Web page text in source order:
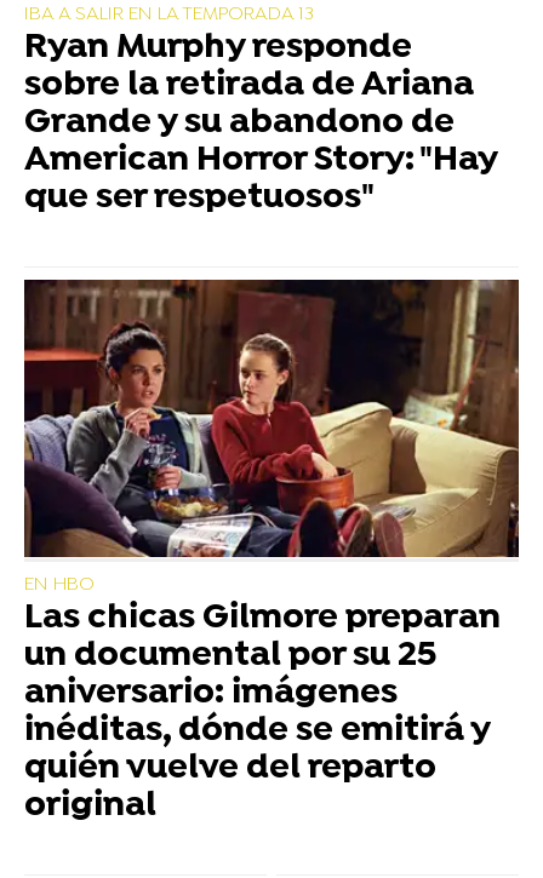
IBA A SALIR EN LA TEMPORADA 13
Ryan Murphy responde
sobre la retirada de Ariana
Grande y su abandono de
American Horror Story: "Hay
que ser respetuosos"
EN HBO
Las chicas Gilmore preparan
un documental por su 25
aniversario: imágenes
inéditas, dónde se emitirá y
quién vuelve del reparto
original